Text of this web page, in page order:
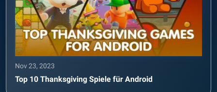
Nov 23, 2023
Top 10 Thanksgiving Spiele für Android